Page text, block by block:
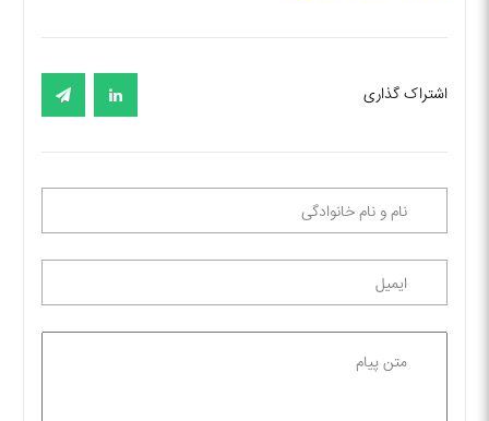
اشتراک گذاری